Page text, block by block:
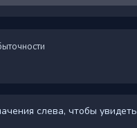
слева, чтобы увидеть